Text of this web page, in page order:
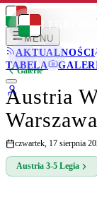
LEGIONISCI
MENU
AKTUALNOŚCI
TABELA
Galerie
Austria
Warszawa
czwartek, 17 sierpnia
Austria 3-5 Legia